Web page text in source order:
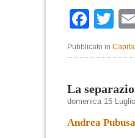
Pubblicato in
La
domenica 15
Andrea Pubusa